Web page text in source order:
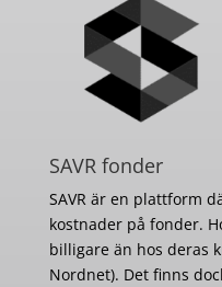
SAVR fonder
SAVR är en plattform
kostnader på fonder.
billigare än hos deras
Nordnet). Det finns